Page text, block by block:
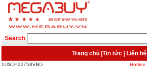
Search
Trang chủ Tin tức Liên hệ
1USD=22758VND Hotline